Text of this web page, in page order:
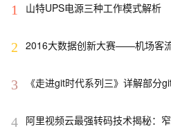
1 山特UPS电源三种工作模式解析
2 2016大数据创新大赛——机场客
3
《走进git时代系列三》详解部分
4 阿里视频云最强转码技术揭秘：